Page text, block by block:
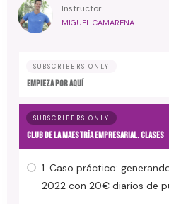
Instructor
MIGUEL CAMARENA
SUBSCRIBERS ONLY
EMPIEZA POR AQUÍ
SUBSCRIBERS ONLY
CLUB DE LA MAESTRÍA EMPRESARIAL. Clases
1. Caso práctico:
2022 con 20€ diarios de